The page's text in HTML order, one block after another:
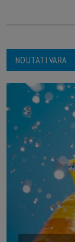
NOUTATI VARA